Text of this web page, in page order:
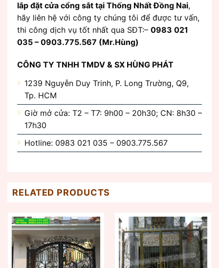
lắp đặt cửa cổng sắt tại Thống Nhất Đồng Nai,
hãy liên hệ với công ty chúng tôi để được tư vấn,
thi công dịch vụ tốt nhất qua SĐT:– 0983 021
035 – 0903.775.567 (Mr.Hùng)
CÔNG TY TNHH TMDV & SX HÙNG PHÁT
1239 Nguyễn Duy Trinh, P. Long Trường, Q9,
Tp. HCM
Giờ mở cửa: T2 – T7: 9h00 – 20h30; CN: 8h30 –
17h30
Hotline: 0983 021 035 – 0903.775.567
RELATED PRODUCTS